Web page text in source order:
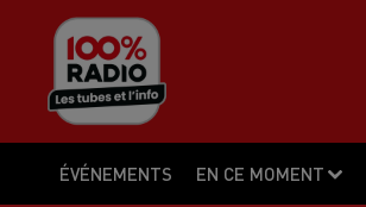
ÉVÉNEMENTS EN CE MOMENT